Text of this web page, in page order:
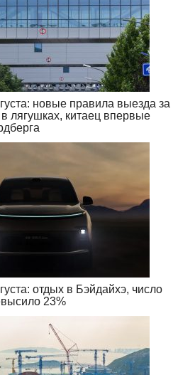
новые правила выезда за
лягушках, китаец впервые
отдых в Бэйдайхэ, число
23%